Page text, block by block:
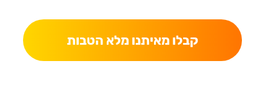
קבלו מאיתנו מלא הטבות